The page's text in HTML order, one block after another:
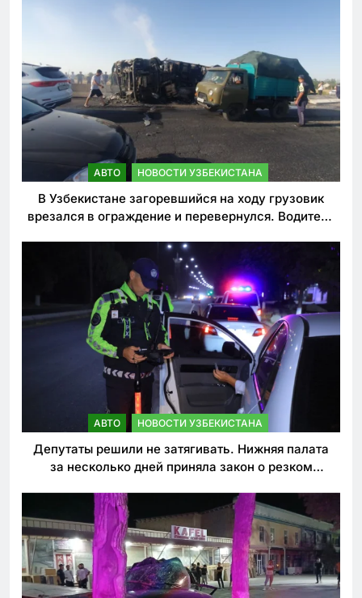
АВТО НОВОСТИ УЗБЕКИСТАНА
В Узбекистане загоревшийся на ходу грузовик
врезался в ограждение и перевернулся. Водитель
АВТО НОВОСТИ УЗБЕКИСТАНА
Депутаты решили не затягивать. Нижняя палата
за несколько дней приняла закон о резком